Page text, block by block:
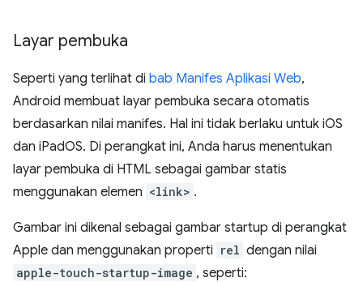
Layar pembuka
Seperti yang terlihat di bab Manifes Aplikasi Web,
Android membuat layar pembuka secara otomatis
berdasarkan nilai manifes. Hal ini tidak berlaku untuk iOS
dan iPadOS. Di perangkat ini, Anda harus menentukan
layar pembuka di HTML sebagai gambar statis
menggunakan elemen <link> .
Gambar ini dikenal sebagai gambar startup di perangkat
Apple dan menggunakan properti rel dengan nilai
apple-touch-startup-image , seperti: